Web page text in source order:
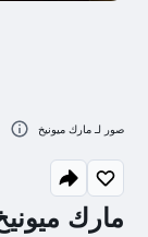
مارك
صور لـ مارك ميونيخ